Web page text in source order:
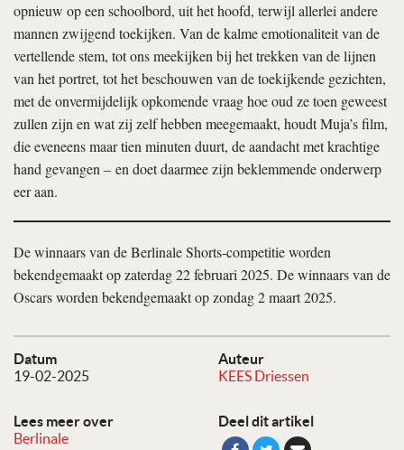
Datum
19-02-2025
Auteur
KEES Driessen
Lees meer over
Berlinale
Deel dit artikel
opnieuw op een schoolbord, uit het hoofd, terwijl allerlei andere
mannen zwijgend toekijken. Van de kalme emotionaliteit van de
vertellende stem, tot ons meekijken bij het trekken van de lijnen
van het portret, tot het beschouwen van de toekijkende gezichten,
met de onvermijdelijk opkomende vraag hoe oud ze toen geweest
zullen zijn en wat zij zelf hebben meegemaakt, houdt Muja’s film,
die eveneens maar tien minuten duurt, de aandacht met krachtige
hand gevangen – en doet daarmee zijn beklemmende onderwerp
eer aan.
De winnaars van de Berlinale Shorts-competitie worden
bekendgemaakt op zaterdag 22 februari 2025. De winnaars van de
Oscars worden bekendgemaakt op zondag 2 maart 2025.